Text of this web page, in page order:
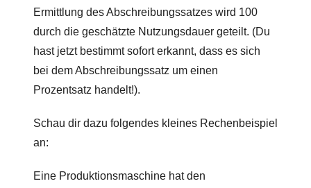
Ermittlung des Abschreibungssatzes wird 100
durch die geschätzte Nutzungsdauer geteilt. (Du
hast jetzt bestimmt sofort erkannt, dass es sich
bei dem Abschreibungssatz um einen
Prozentsatz handelt!).
Schau dir dazu folgendes kleines Rechenbeispiel
an:
Eine Produktionsmaschine hat den